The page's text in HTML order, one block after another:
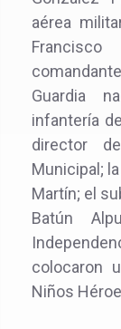
aérea
Guardia
infantería
director
Municipal;
Martín; el
Batún
colocaron
Niños